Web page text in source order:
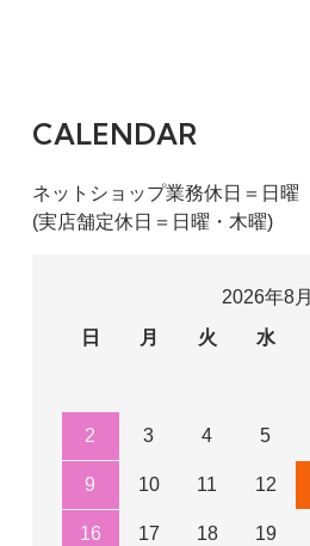
CALENDAR
ネットショップ業務休日＝日曜
(実店舗定休日＝日曜・木曜)
2026年8月
日
月 火 水
2 3 4 5
9 10 11 12
16 17 18 19